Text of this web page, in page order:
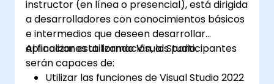
instructor (en línea o presencial), está dirigida
a desarrolladores con conocimientos básicos
e intermedios que deseen desarrollar
aplicaciones utilizando Visual Studio.
Al finalizar esta formación, los participantes
serán capaces de:
Utilizar las funciones de Visual Studio 2022